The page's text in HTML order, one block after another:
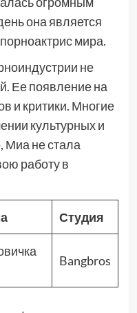
она является
мира.
не
Ее появление на
и критики. Многие
культурных и
Миа не стала
работу в
Студия
Bangbros